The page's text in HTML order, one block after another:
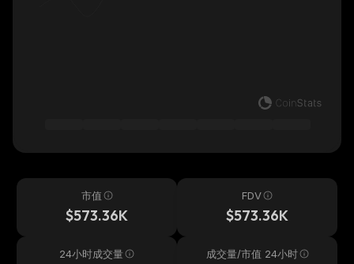
市值
$573.36K
FDV
$573.36K
24小时成交量 成交量/市值 24小时